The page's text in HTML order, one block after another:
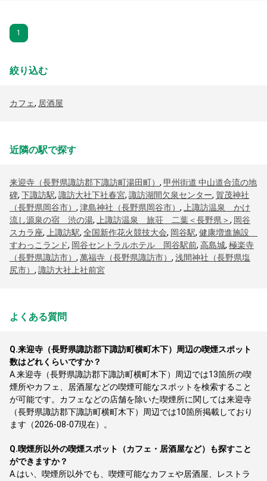
1
絞り込む
カフェ, 居酒屋
近隣の駅で探す
来迎寺（長野県諏訪郡下諏訪町湯田町） , 甲州街道 中山道合流の地
碑, 下諏訪駅, 諏訪大社下社春宮, 諏訪湖間欠泉センター, 賀茂神社
（長野県岡谷市） , 津島神社（長野県岡谷市） ,
上諏訪温泉 かけ
流し源泉の宿 渋の湯, 上諏訪温泉 旅荘 二葉＜長野県＞, 岡谷
スカラ座, 上諏訪駅, 全国新作花火競技大会, 岡谷駅, 健康増進施設
すわっこランド, 岡谷セントラルホテル 岡谷駅前, 高島城, 極楽寺
（長野県諏訪市） , 萬福寺（長野県諏訪市） , 浅間神社（長野県塩
尻市） , 諏訪大社上社前宮
よくある質問
Q.来迎寺（長野県諏訪郡下諏訪町横町木下）周辺の喫煙スポット
数はどれくらいですか？
A.来迎寺（長野県諏訪郡下諏訪町横町木下）周辺では13箇所の喫
煙所やカフェ、居酒屋などの喫煙可能なスポットを検索すること
が可能です。カフェなどの店舗を除いた喫煙所に関しては来迎寺
（長野県諏訪郡下諏訪町横町木下）周辺では10箇所掲載しており
ます（2026-08-07現在）。
Q.喫煙所以外の喫煙スポット（カフェ・居酒屋など）も探すこと
ができますか？
A. はい、喫煙所以外でも、喫煙可能なカフェや居酒屋、レストラ